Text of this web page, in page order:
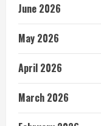
June 2026
May 2026
April 2026
March 2026